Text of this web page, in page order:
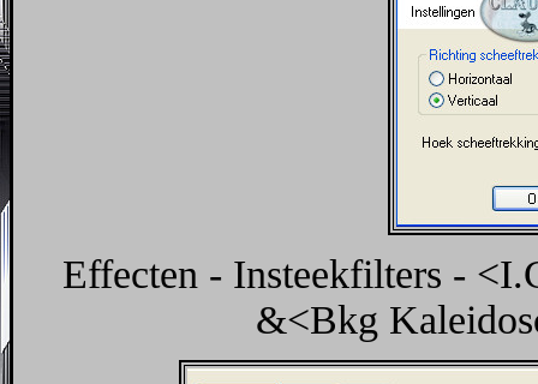
Effecten - Insteekfilters -
&<Bkg